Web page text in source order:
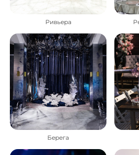
Ривьера
Берега